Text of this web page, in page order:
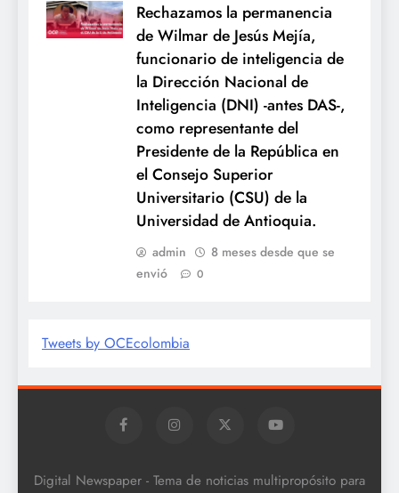
Rechazamos la permanencia
de Wilmar de Jesús Mejía,
funcionario de inteligencia de
la Dirección Nacional de
Inteligencia (DNI) -antes DAS-,
como representante del
Presidente de la República en
el Consejo Superior
Universitario (CSU) de la
Universidad de Antioquia.
admin
8 meses desde que se
envió
0
Tweets by OCEcolombia
Digital Newspaper - Tema de noticias multipropósito para